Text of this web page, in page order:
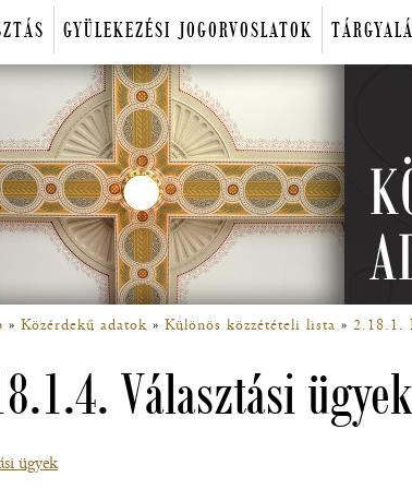
GYÜLEKEZÉSI JOGORVOSLATOK
Közérdekű adatok Különös közzétételi lista 2.18.1.
Választási ügyek
ügyek